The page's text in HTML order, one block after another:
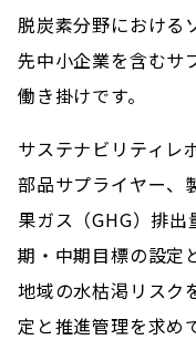
脱炭素分野における
先中小企業を含むサ
働き掛けです。
サステナビリティレ
部品サプライヤー、
果ガス（GHG）排
期・中期目標の設定
地域の水枯渇リスク
定と推進管理を求め